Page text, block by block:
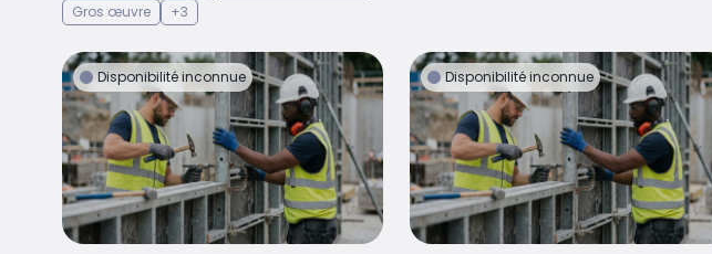
Gros œuvre
+3
Disponibilité inconnue Disponibilité inconnue